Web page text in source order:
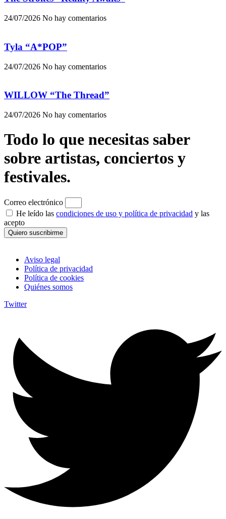
24/07/2026 No hay comentarios
Tyla “A*POP”
24/07/2026 No hay comentarios
WILLOW “The Thread”
24/07/2026 No hay comentarios
Todo lo que necesitas saber
sobre artistas, conciertos y
festivales.
Correo electrónico
He leído las condiciones de uso y política de privacidad y las
acepto
Quiero suscribirme
Aviso legal
Política de privacidad
Política de cookies
Quiénes somos
Twitter